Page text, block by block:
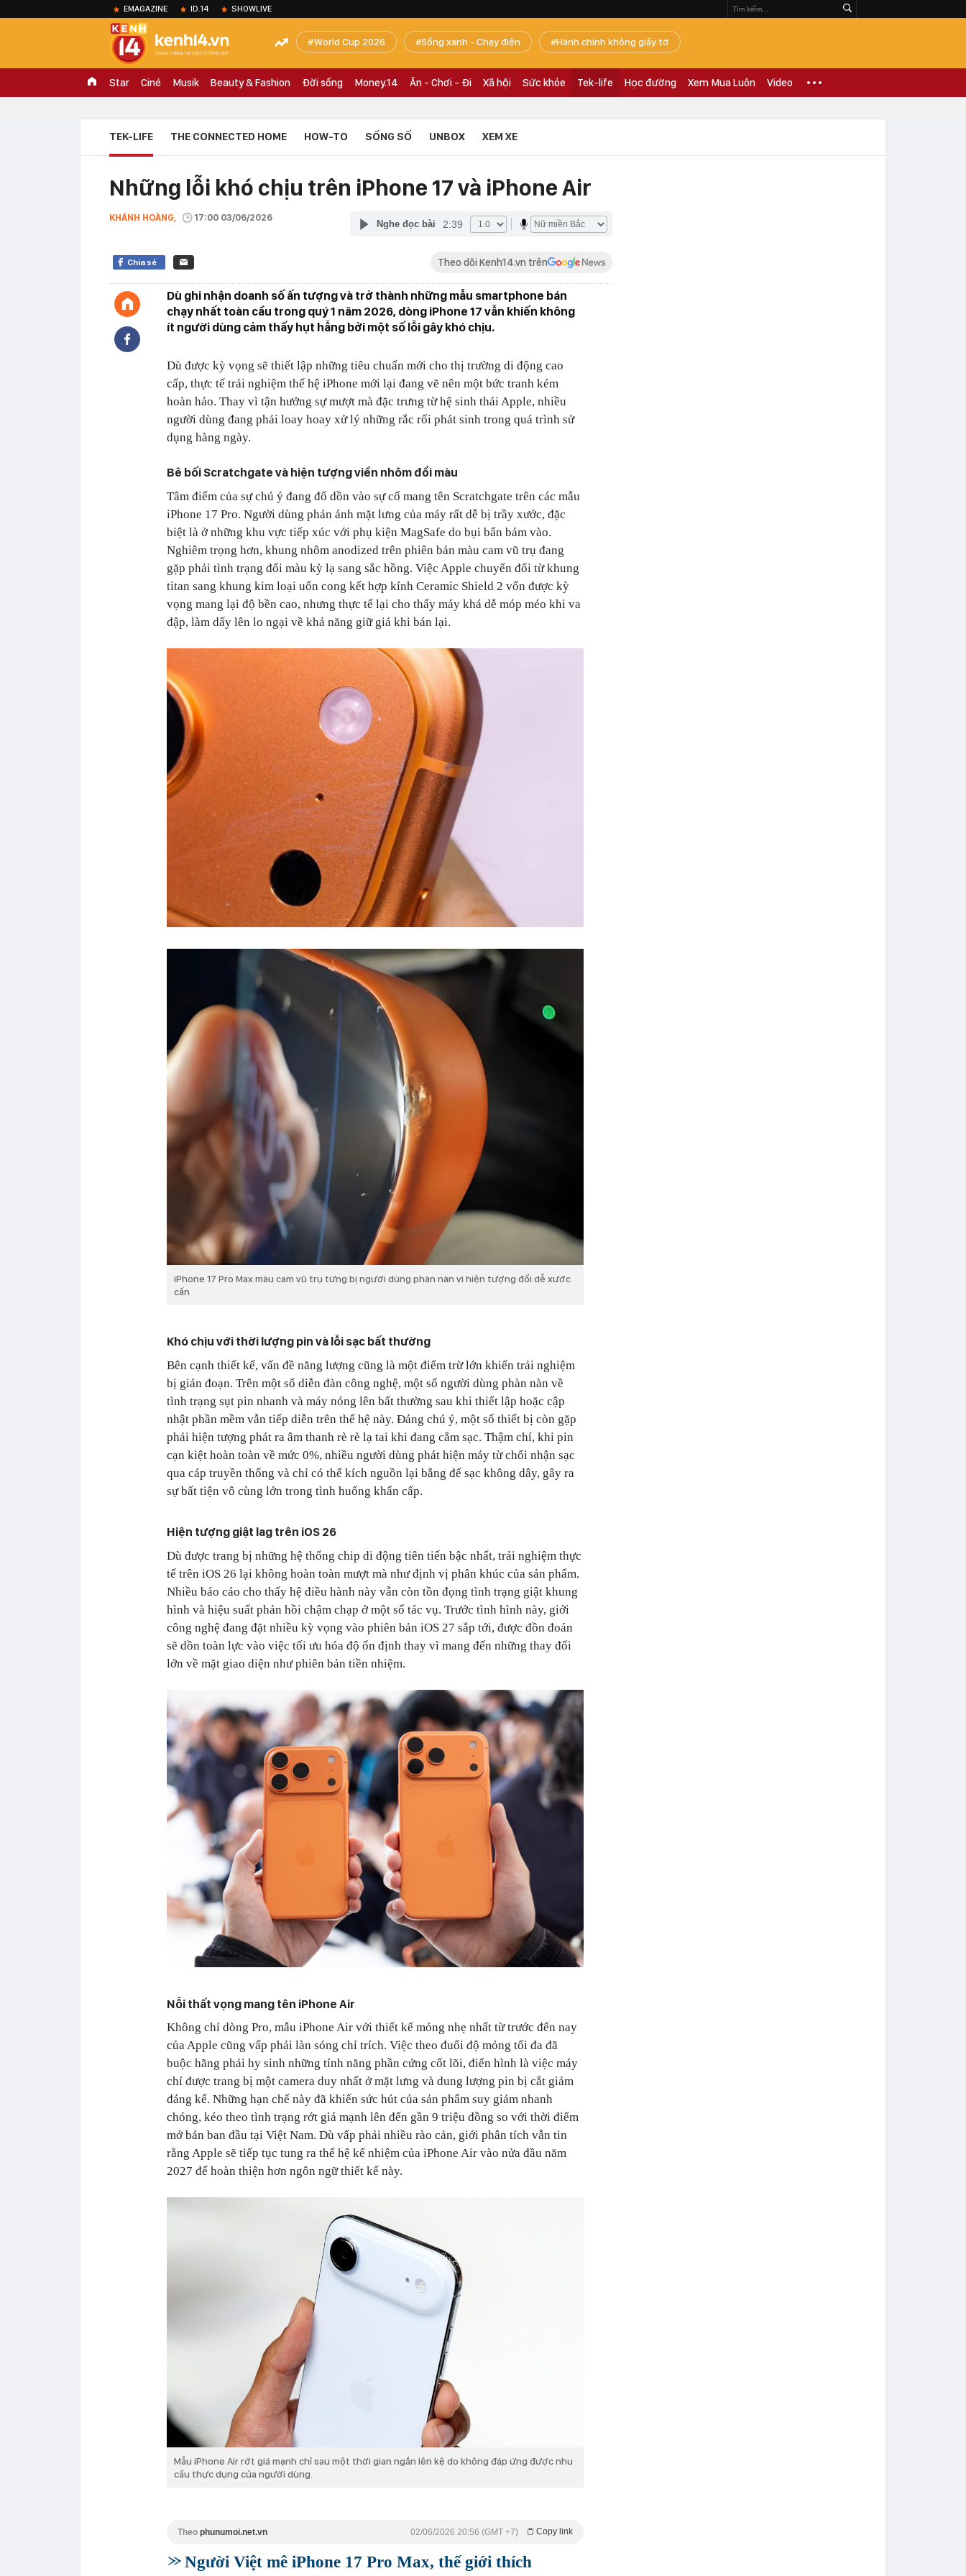
EMAGAZINE ID.14 SHOWLIVE
World Cup 2026 Sống xanh - Chạy điện Hành chính không giấy tờ
Star Ciné Musik Beauty & Fashion Đời sống Money.14 Ăn - Chơi - Đi Xã hội Sức khỏe Tek-life Học đường Xem Mua Luôn Video
TEK-LIFE THE CONNECTED HOME HOW-TO SỐNG SỐ UNBOX XEM XE
Những lỗi khó chịu trên iPhone 17 và iPhone Air
KHÁNH HOÀNG, 17:00 03/06/2026
Nghe đọc bài 2:39
Chia sẻ Theo dõi Kenh14.vn trên
Dù ghi nhận doanh số ấn tượng và trở thành những mẫu smartphone bán
chạy nhất toàn cầu trong quý 1 năm 2026, dòng iPhone 17 vẫn khiến không
ít người dùng cảm thấy hụt hẫng bởi một số lỗi gây khó chịu.
Dù được kỳ vọng sẽ thiết lập những tiêu chuẩn mới cho thị trường di động cao
cấp, thực tế trải nghiệm thế hệ iPhone mới lại đang vẽ nên một bức tranh kém
hoàn hảo. Thay vì tận hưởng sự mượt mà đặc trưng từ hệ sinh thái Apple, nhiều
người dùng đang phải loay hoay xử lý những rắc rối phát sinh trong quá trình sử
dụng hàng ngày.
Bê bối Scratchgate và hiện tượng viền nhôm đổi màu
Tâm điểm của sự chú ý đang đổ dồn vào sự cố mang tên Scratchgate trên các mẫu
iPhone 17 Pro. Người dùng phản ánh mặt lưng của máy rất dễ bị trầy xước, đặc
biệt là ở những khu vực tiếp xúc với phụ kiện MagSafe do bụi bẩn bám vào.
Nghiêm trọng hơn, khung nhôm anodized trên phiên bản màu cam vũ trụ đang
gặp phải tình trạng đổi màu kỳ lạ sang sắc hồng. Việc Apple chuyển đổi từ khung
titan sang khung kim loại uốn cong kết hợp kính Ceramic Shield 2 vốn được kỳ
vọng mang lại độ bền cao, nhưng thực tế lại cho thấy máy khá dễ móp méo khi va
đập, làm dấy lên lo ngại về khả năng giữ giá khi bán lại.
iPhone 17 Pro Max màu cam vũ trụ từng bị người dùng phàn nàn vì hiện tượng đổi dễ xước
cấn
Khó chịu với thời lượng pin và lỗi sạc bất thường
Bên cạnh thiết kế, vấn đề năng lượng cũng là một điểm trừ lớn khiến trải nghiệm
bị gián đoạn. Trên một số diễn đàn công nghệ, một số người dùng phàn nàn về
tình trạng sụt pin nhanh và máy nóng lên bất thường sau khi thiết lập hoặc cập
nhật phần mềm vẫn tiếp diễn trên thế hệ này. Đáng chú ý, một số thiết bị còn gặp
phải hiện tượng phát ra âm thanh rè rè lạ tai khi đang cắm sạc. Thậm chí, khi pin
cạn kiệt hoàn toàn về mức 0%, nhiều người dùng phát hiện máy từ chối nhận sạc
qua cáp truyền thống và chỉ có thể kích nguồn lại bằng đế sạc không dây, gây ra
sự bất tiện vô cùng lớn trong tình huống khẩn cấp.
Hiện tượng giật lag trên iOS 26
Dù được trang bị những hệ thống chip di động tiên tiến bậc nhất, trải nghiệm thực
tế trên iOS 26 lại không hoàn toàn mượt mà như định vị phân khúc của sản phẩm.
Nhiều báo cáo cho thấy hệ điều hành này vẫn còn tồn đọng tình trạng giật khung
hình và hiệu suất phản hồi chậm chạp ở một số tác vụ. Trước tình hình này, giới
công nghệ đang đặt nhiều kỳ vọng vào phiên bản iOS 27 sắp tới, được đồn đoán
sẽ dồn toàn lực vào việc tối ưu hóa độ ổn định thay vì mang đến những thay đổi
lớn về mặt giao diện như phiên bản tiền nhiệm.
Nỗi thất vọng mang tên iPhone Air
Không chỉ dòng Pro, mẫu iPhone Air với thiết kế mỏng nhẹ nhất từ trước đến nay
của Apple cũng vấp phải làn sóng chỉ trích. Việc theo đuổi độ mỏng tối đa đã
buộc hãng phải hy sinh những tính năng phần cứng cốt lõi, điển hình là việc máy
chỉ được trang bị một camera duy nhất ở mặt lưng và dung lượng pin bị cắt giảm
đáng kể. Những hạn chế này đã khiến sức hút của sản phẩm suy giảm nhanh
chóng, kéo theo tình trạng rớt giá mạnh lên đến gần 9 triệu đồng so với thời điểm
mở bán ban đầu tại Việt Nam. Dù vấp phải nhiều rào cản, giới phân tích vẫn tin
rằng Apple sẽ tiếp tục tung ra thế hệ kế nhiệm của iPhone Air vào nửa đầu năm
2027 để hoàn thiện hơn ngôn ngữ thiết kế này.
Mẫu iPhone Air rớt giá mạnh chỉ sau một thời gian ngắn lên kệ do không đáp ứng được nhu
cầu thực dụng của người dùng.
Theo phunumoi.net.vn Copy link
02/06/2026 20:56 (GMT +7)
Người Việt mê iPhone 17 Pro Max, thế giới thích